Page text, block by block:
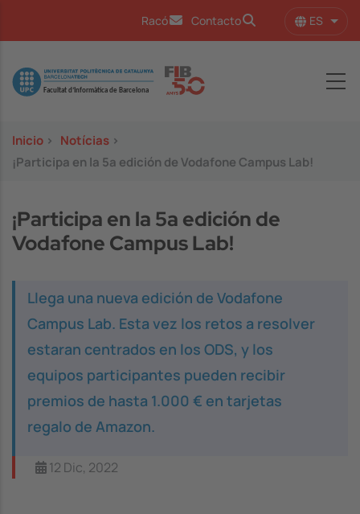
Racó Contacto ES
Image
Inicio > Notícias >
¡Participa en la 5a edición de Vodafone Campus Lab!
¡Participa en la 5a edición de
Vodafone Campus Lab!
Llega una nueva edición de Vodafone
Campus Lab. Esta vez los retos a resolver
estaran centrados en los ODS, y los
equipos participantes pueden recibir
premios de hasta 1.000 € en tarjetas
regalo de Amazon.
12 Dic, 2022